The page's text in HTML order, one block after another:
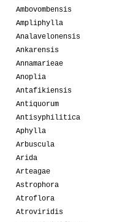
Ambovombensis
Ampliphylla
Analavelonensis
Ankarensis
Annamarieae
Anoplia
Antafikiensis
Antiquorum
Antisyphilitica
Aphylla
Arbuscula
Arida
Arteagae
Astrophora
Atroflora
Atroviridis